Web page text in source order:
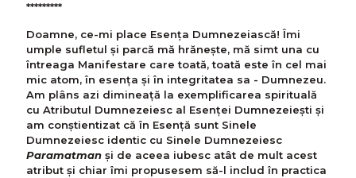
*********
Doamne, ce-mi place Esența Dumnezeiască! Îmi
umple sufletul și parcă mă hrănește, mă simt una cu
întreaga Manifestare care toată, toată este în cel mai
mic atom, în esența și în integritatea sa - Dumnezeu.
Am plâns azi dimineață la exemplificarea spirituală
cu Atributul Dumnezeiesc al Esenței Dumnezeieşti și
am conștientizat că în Esență sunt Sinele
Dumnezeiesc identic cu Sinele Dumnezeiesc
Paramatman și de aceea iubesc atât de mult acest
atribut și chiar îmi propusesem să-l includ în practica